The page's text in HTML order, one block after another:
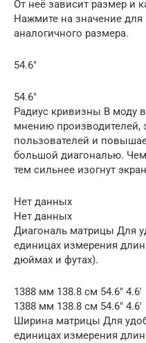
От неё зависит размер и
Нажмите на значение для
аналогичного размера.
54.6″
54.6″
Радиус кривизны В моду
мнению производителей,
пользователей и
большой диагональю.
тем сильнее изогнут
Нет данных
Нет данных
Диагональ матрицы Для
единицах измерения
дюймах и футах).
1388 мм 138.8 см 54.6″ 4.6′
1388 мм 138.8 см 54.6″ 4.6′
Ширина матрицы Для
единицах измерения